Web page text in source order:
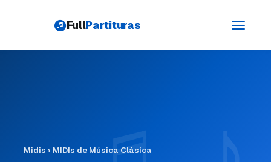
Toggle
FullPartituras
Midis › MIDIs de Música Clásica